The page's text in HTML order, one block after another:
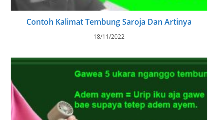
Contoh Kalimat Tembung Saroja Dan Artinya
18/11/2022